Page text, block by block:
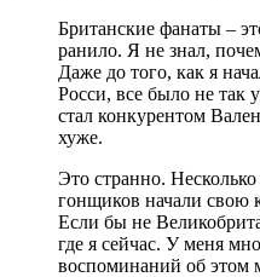
Британские фанаты –
ранило. Я не знал,
Даже до того, как я
Росси, все было не так
стал конкурентом
хуже.
Это странно.
гонщиков начали свою
Если бы не
где я сейчас. У меня
воспоминаний об этом